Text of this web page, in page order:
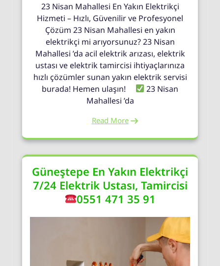
23 Nisan Mahallesi En Yakın Elektrikçi
Hizmeti – Hızlı, Güvenilir ve Profesyonel
Çözüm 23 Nisan Mahallesi en yakın
elektrikçi mi arıyorsunuz? 23 Nisan
Mahallesi ’da acil elektrik arızası, elektrik
ustası ve elektrik tamircisi ihtiyaçlarınıza
hızlı çözümler sunan yakın elektrik servisi
burada! Hemen ulaşın!
23 Nisan
Mahallesi ’da
Read More
Güneştepe En Yakın Elektrikçi
7/24 Elektrik Ustası, Tamircisi
0551 471 35 91